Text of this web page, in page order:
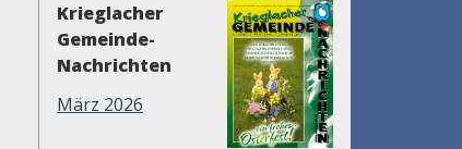
Krieglacher
Gemeinde-
Nachrichten
März 2026